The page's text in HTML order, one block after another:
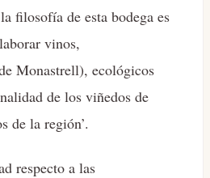
filosofía de esta bodega es
vinos,
Monastrell), ecológicos
de los viñedos de
de la región’.
respecto a las